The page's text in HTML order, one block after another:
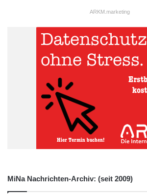
ARKM.marketing
MiNa Nachrichten-Archiv: (seit 2009)